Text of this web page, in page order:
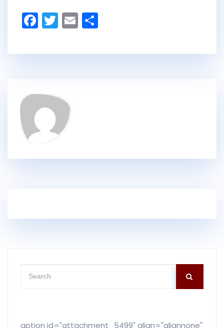
F
a
c
o
o
k
T
w
itt
E
m
ai ar
[caption id="attachment_5499" align="alignnone"